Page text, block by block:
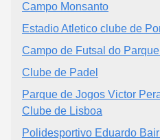
Campo Monsanto
Estadio Atletico clube de
Campo de Futsal do
Clube de Padel
Parque de Jogos Victor
Clube de Lisboa
Polidesportivo Eduardo